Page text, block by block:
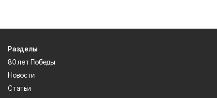
Разделы
80 лет Победы
Новости
Статьи